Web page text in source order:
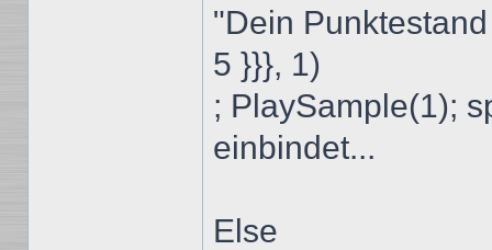
"Dein
5 }}}, 1)
; PlaySample(1);
einbindet...
Else